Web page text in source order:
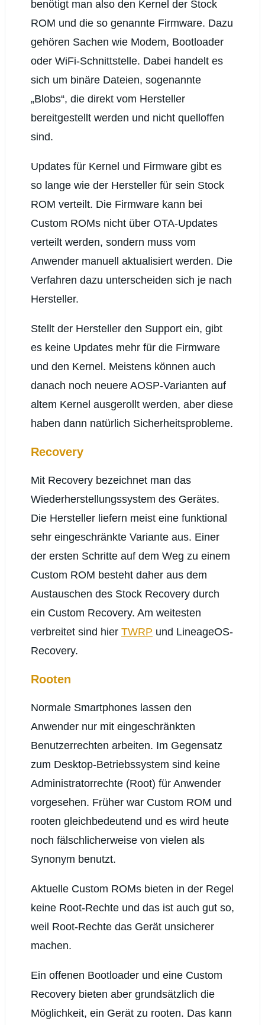
benötigt man also den Kernel der Stock
ROM und die so genannte Firmware. Dazu
gehören Sachen wie Modem, Bootloader
oder WiFi-Schnittstelle. Dabei handelt es
sich um binäre Dateien, sogenannte
„Blobs“, die direkt vom Hersteller
bereitgestellt werden und nicht quelloffen
sind.
Updates für Kernel und Firmware gibt es
so lange wie der Hersteller für sein Stock
ROM verteilt. Die Firmware kann bei
Custom ROMs nicht über OTA-Updates
verteilt werden, sondern muss vom
Anwender manuell aktualisiert werden. Die
Verfahren dazu unterscheiden sich je nach
Hersteller.
Stellt der Hersteller den Support ein, gibt
es keine Updates mehr für die Firmware
und den Kernel. Meistens können auch
danach noch neuere AOSP-Varianten auf
altem Kernel ausgerollt werden, aber diese
haben dann natürlich Sicherheitsprobleme.
Recovery
Mit Recovery bezeichnet man das
Wiederherstellungssystem des Gerätes.
Die Hersteller liefern meist eine funktional
sehr eingeschränkte Variante aus. Einer
der ersten Schritte auf dem Weg zu einem
Custom ROM besteht daher aus dem
Austauschen des Stock Recovery durch
ein Custom Recovery. Am weitesten
verbreitet sind hier TWRP und LineageOS-
Recovery.
Rooten
Normale Smartphones lassen den
Anwender nur mit eingeschränkten
Benutzerrechten arbeiten. Im Gegensatz
zum Desktop-Betriebssystem sind keine
Administratorrechte (Root) für Anwender
vorgesehen. Früher war Custom ROM und
rooten gleichbedeutend und es wird heute
noch fälschlicherweise von vielen als
Synonym benutzt.
Aktuelle Custom ROMs bieten in der Regel
keine Root-Rechte und das ist auch gut so,
weil Root-Rechte das Gerät unsicherer
machen.
Ein offenen Bootloader und eine Custom
Recovery bieten aber grundsätzlich die
Möglichkeit, ein Gerät zu rooten. Das kann